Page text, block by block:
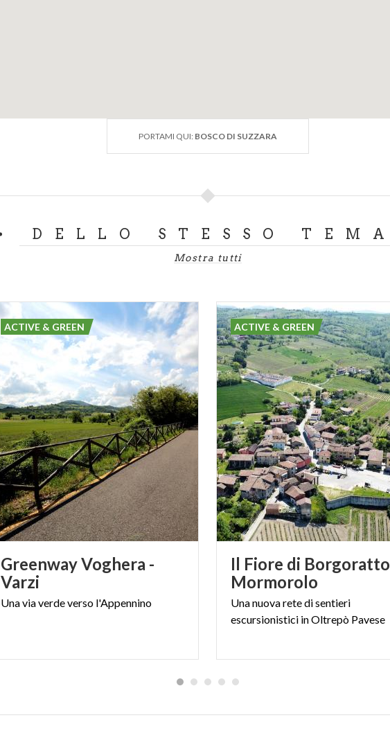
PORTAMI QUI: BOSCO DI SUZZARA
DELLO STESSO TEMA
Mostra tutti
Greenway Voghera -
Varzi
Unaviaverdeverso l'Appennino
ACTIVE & GREEN
Il Fiore di Borgoratto
Mormorolo
Unanuovaretedisentieri
escursionistici inOltrepò Pavese
ACTIVE & GREEN